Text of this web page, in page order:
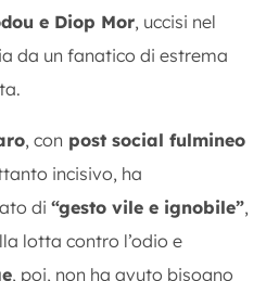
e Diop Mor, uccisi nel
da un fanatico di estrema
, con post social fulmineo
incisivo, ha
di “gesto vile e ignobile”,
lotta contro l’odio e
, poi, non ha avuto bisogno